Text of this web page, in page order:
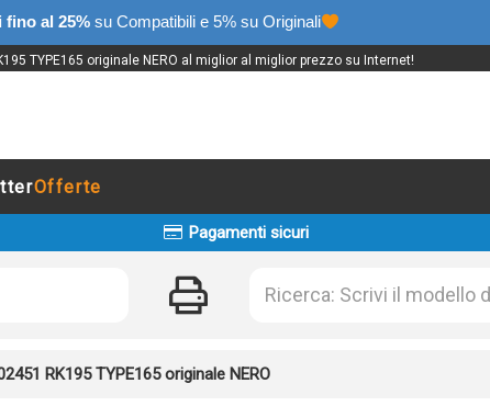
fino al 25% su Compatibili e 5% su Originali
TYPE165 originale NERO al miglior al miglior prezzo su Internet!
Offerte
Pagamenti sicuri
RK195 TYPE165 originale NERO